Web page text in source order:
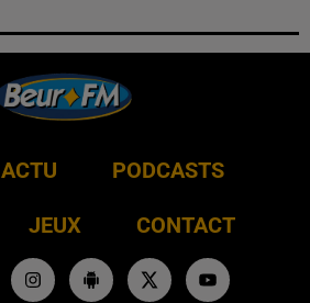
ACTU PODCASTS
JEUX CONTACT